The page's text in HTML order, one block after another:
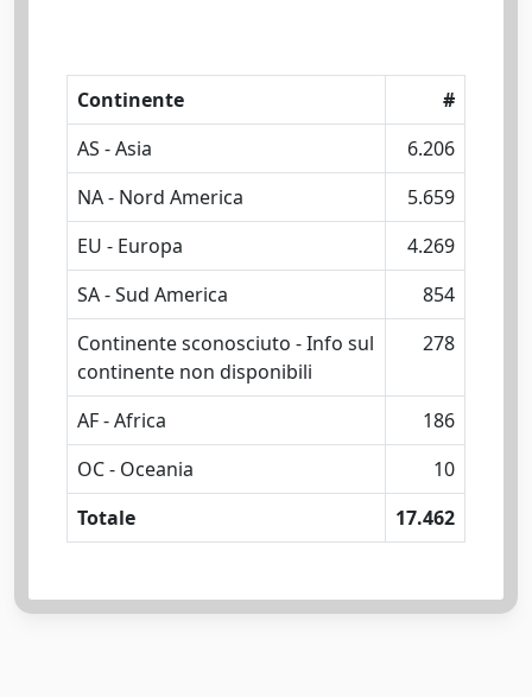
Continente
#
AS - Asia
6.206
NA - Nord America
5.659
EU - Europa
4.269
SA - Sud America
854
Continente sconosciuto - Info sul
continente non disponibili
278
AF - Africa
186
OC - Oceania
10
Totale
17.462